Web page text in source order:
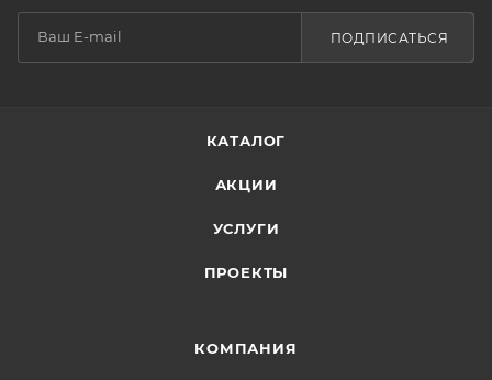
ПОДПИСАТЬСЯ
КАТАЛОГ
АКЦИИ
УСЛУГИ
ПРОЕКТЫ
КОМПАНИЯ